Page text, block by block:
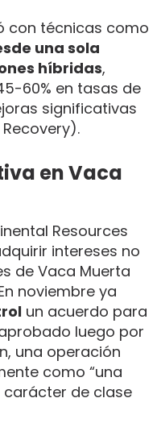
con técnicas como
una sola
híbridas,
60% en tasas de
significativas
en Vaca
Resources
intereses no
de Vaca Muerta
noviembre ya
un acuerdo para
luego por
una operación
como “una
carácter de clase